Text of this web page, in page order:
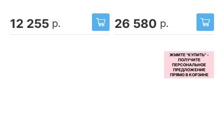
12 255 р. 26 580 р.